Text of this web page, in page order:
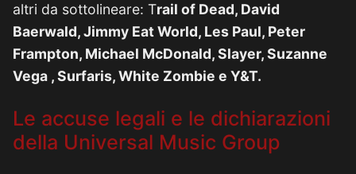
altri da sottolineare: Trail of Dead, David
Baerwald, Jimmy Eat World, Les Paul, Peter
Frampton, Michael McDonald, Slayer, Suzanne
Vega , Surfaris, White Zombie e Y&T.
Le accuse legali e le dichiarazioni
della Universal Music Group